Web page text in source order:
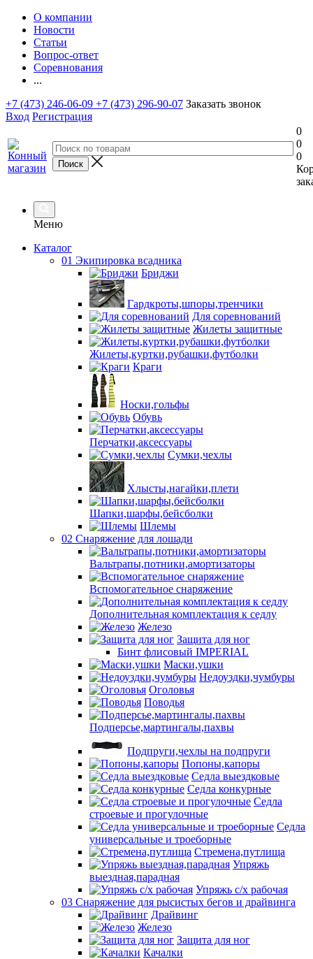
О компании
Новости
Статьи
Вопрос-ответ
Соревнования
...
+7 (473) 246-06-09 +7 (473) 296-90-07 Заказать звонок
Вход Регистрация
0
0
0
Меню
Каталог
01 Экипировка всадника
Бриджи
Гардкроты,шпоры,тренчики
Для соревнований
Жилеты защитные
Жилеты,куртки,рубашки,футболки
Краги
Носки,гольфы
Обувь
Перчатки,аксессуары
Сумки,чехлы
Хлысты,нагайки,плети
Шапки,шарфы,бейсболки
Шлемы
02 Снаряжение для лошади
Вальтрапы,потники,амортизаторы
Вспомогательное снаряжение
Дополнительная комплектация к седлу
Железо
Защита для ног
Бинт флисовый IMPERIAL
Маски,ушки
Недоуздки,чумбуры
Оголовья
Поводья
Подперсье,мартингалы,пахвы
Подпруги,чехлы на подпруги
Попоны,капоры
Седла выездковые
Седла конкурные
Седла
строевые и прогулочные
Седла
универсальные и троеборные
Стремена,путлища
Упряжь
выездная,парадная
Упряжь с/х рабочая
03 Снаряжение для рысистых бегов и драйвинга
Драйвинг
Железо
Защита для ног
Качалки